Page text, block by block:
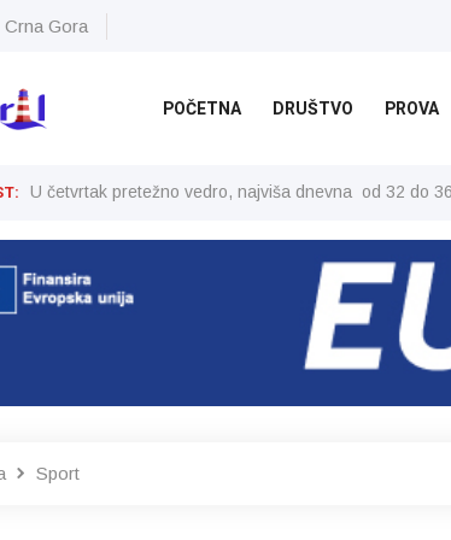
Crna Gora
POČETNA DRUŠTVO PROVA
U četvrtak pretežno vedro, najviša dnevna od 32 do
Sport